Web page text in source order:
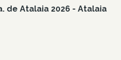
de Atalaia 2026 - Atalaia